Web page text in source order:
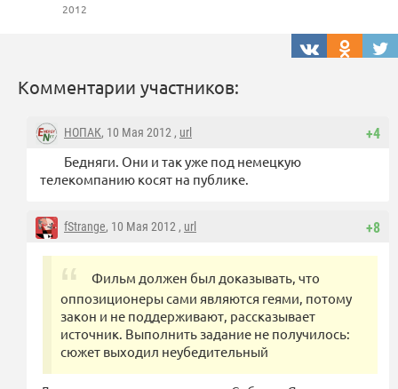
2012
Комментарии участников:
+4
НОПАК, 10 Мая 2012 , url
Бедняги. Они и так уже под немецкую
телекомпанию косят на публике.
+8
fStrange, 10 Мая 2012 , url
Фильм должен был доказывать, что
оппозиционеры сами являются геями, потому
закон и не поддерживают, рассказывает
источник. Выполнить задание не получилось:
сюжет выходил неубедительный